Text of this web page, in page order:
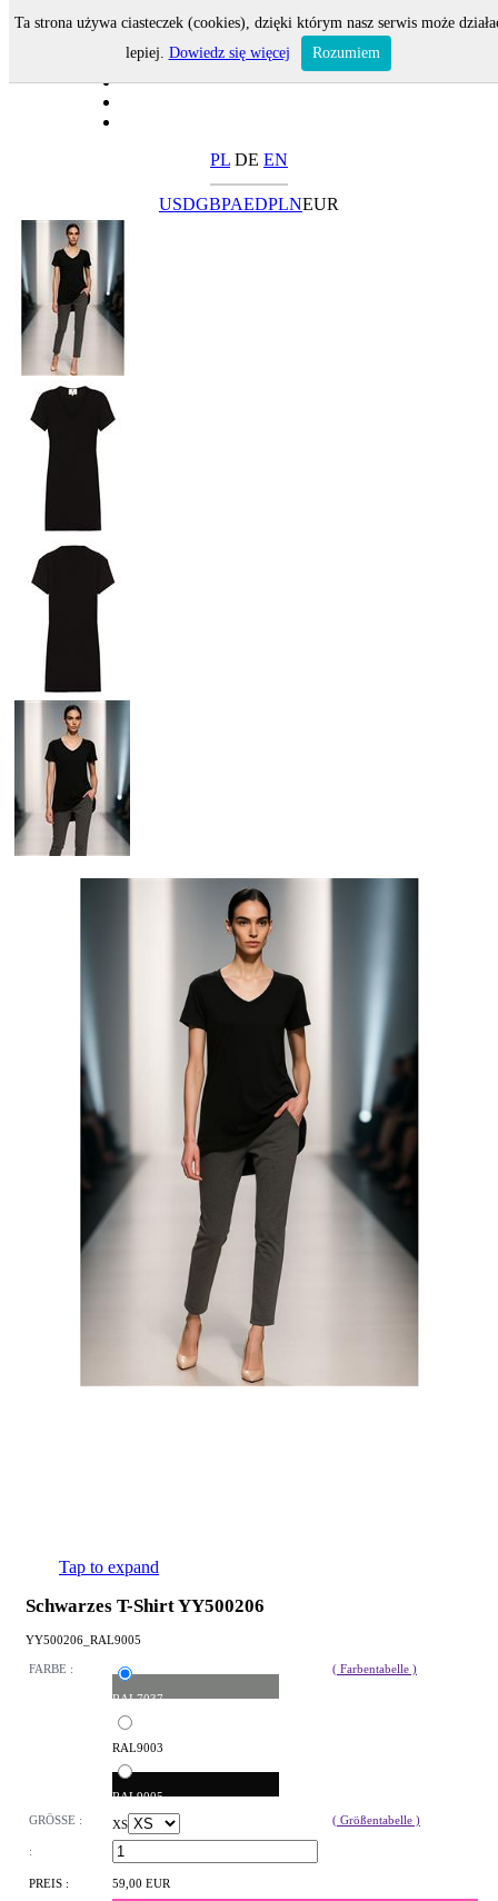
PL DE EN
USDGBPAEDPLNEUR
Tap to expand
Schwarzes T-Shirt YY500206
YY500206_RAL9005
FARBE :
RAL7037
RAL9003
RAL9005
( Farbentabelle )
GRÖSSE : XS ( Größentabelle )
:
PREIS : 59,00 EUR
Ta strona używa ciasteczek (cookies), dzięki którym nasz serwis może
lepiej. Dowiedz się więcej Rozumiem